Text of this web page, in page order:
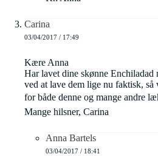
Carina
03/04/2017 / 17:49
Kære Anna
Har lavet dine skønne Enchiladad
ved at lave dem lige nu faktisk, så
for både denne og mange andre
Mange hilsner, Carina
Anna Bartels
03/04/2017 / 18:41